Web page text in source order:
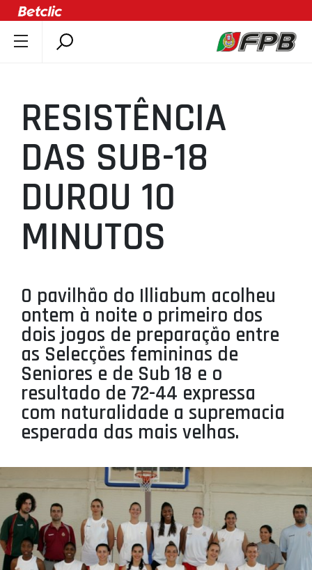
ÚLTIMAS
COMPETIÇÕES
ASSOCIAÇÕES
CLUBES
AGENTES
AGENDA
MINIBASQUETE
ÁREA TÉCNICA
PROJETOS
LIGA BETCLIC MASCULINA
LIGA BETCLIC FEMININA
RESISTÊNCIA
DAS SUB-18
DUROU 10
MINUTOS
O pavilhão do Illiabum acolheu
ontem à noite o primeiro dos
dois jogos de preparação entre
as Selecções femininas de
Seniores e de Sub 18 e o
resultado de 72-44 expressa
com naturalidade a supremacia
esperada das mais velhas.